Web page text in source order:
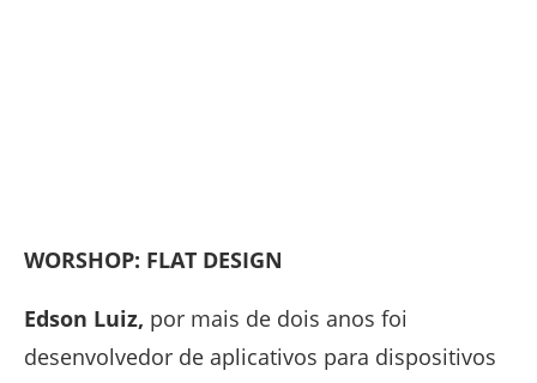
WORSHOP: FLAT DESIGN
Edson Luiz, por mais de dois anos foi
desenvolvedor de aplicativos para dispositivos